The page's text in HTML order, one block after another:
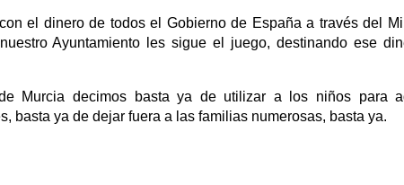
el dinero de todos el Gobierno de España a través del
Ayuntamiento les sigue el juego, destinando ese
Murcia decimos basta ya de utilizar a los niños para
basta ya de dejar fuera a las familias numerosas, basta ya.